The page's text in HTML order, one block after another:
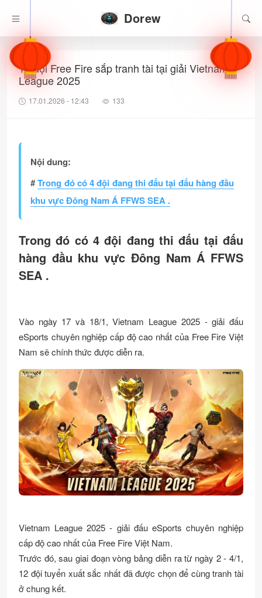
Dorew
12 đội Free Fire sắp tranh tài tại giải Vietnam
League 2025
17.01.2026 - 12:43 133
Nội dung:
#Trong đó có 4 đội đang thi đấu tại đấu hàng đầu
khu vực Đông Nam Á FFWS SEA .
Trong đó có 4 đội đang thi đấu tại đấu
hàng đầu khu vực Đông Nam Á FFWS
SEA .
Vào ngày 17 và 18/1, Vietnam League 2025 - giải đấu
eSports chuyên nghiệp cấp độ cao nhất của Free Fire Việt
Nam sẽ chính thức được diễn ra.
Vietnam League 2025 - giải đấu eSports chuyên nghiệp
cấp độ cao nhất của Free Fire Việt Nam.
Trước đó, sau giai đoạn vòng bảng diễn ra từ ngày 2 - 4/1,
12 đội tuyển xuất sắc nhất đã được chọn để cùng tranh tài
ở chung kết.